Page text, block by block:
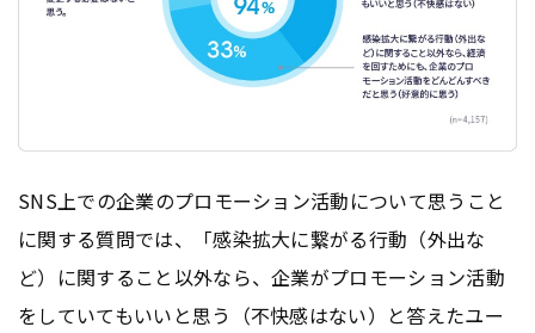
SNS上での企業のプロモーション活動について思うこと
に関する質問では、「感染拡大に繋がる行動（外出な
ど）に関すること以外なら、企業がプロモーション活動
をしていてもいいと思う（不快感はない）と答えたユー